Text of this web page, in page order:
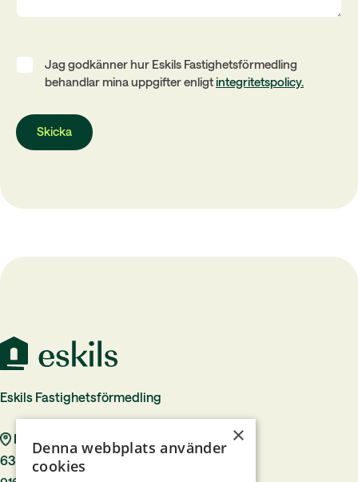
Jag godkänner hur Eskils Fastighetsförmedling
behandlar mina uppgifter enligtintegritetspolicy.
Eskils Fastighetsförmedling
Rådhustorget 7
633 40 Eskilstuna
×
Denna webbplats använder
cookies